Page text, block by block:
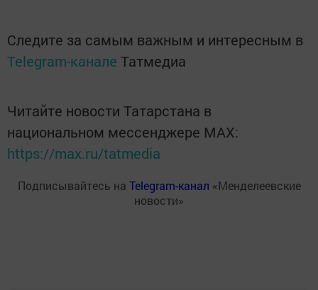
Следите за самым важным и интересным в
Telegram-канале Татмедиа
Читайте новости Татарстана в
национальном мессенджере MАХ:
https://max.ru/tatmedia
Подписывайтесь на Telegram-канал «Менделеевские
новости»